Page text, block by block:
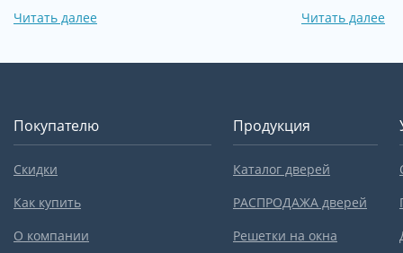
Читать далее
Читать далее
Покупателю
Скидки
Как купить
О компании
Продукция
Каталог дверей
РАСПРОДАЖА дверей
Решетки на окна